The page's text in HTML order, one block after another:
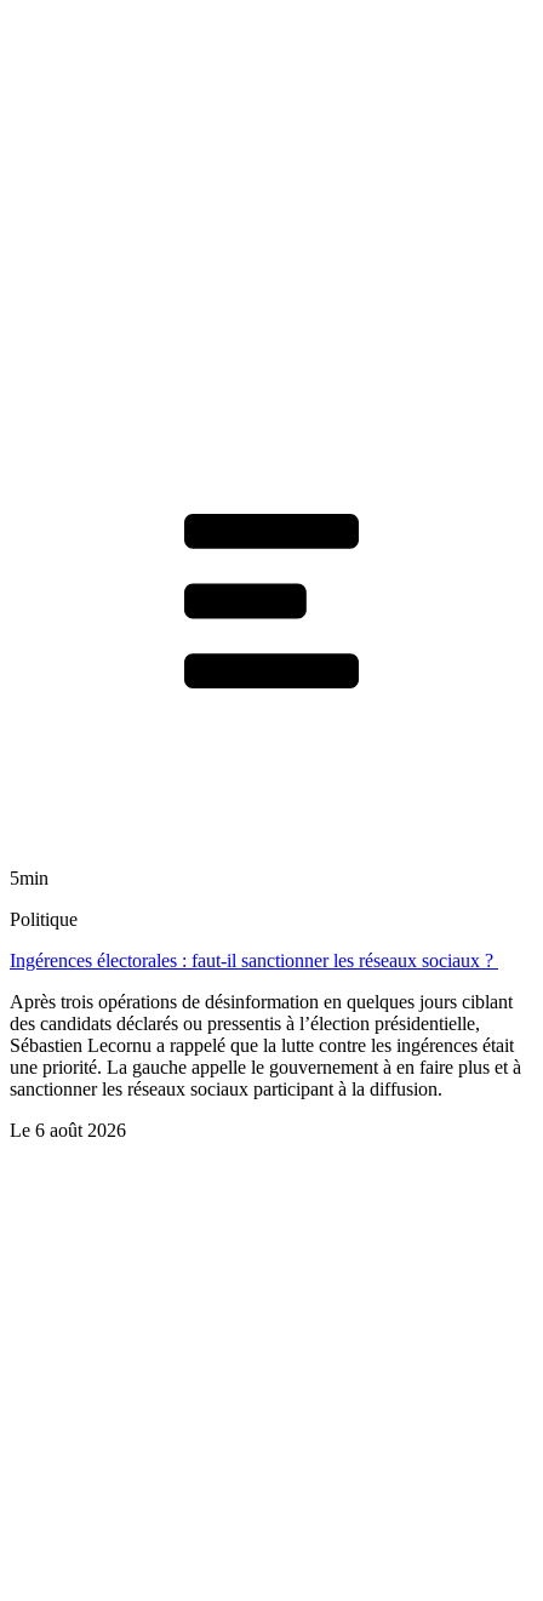
5min
Politique
Ingérences électorales : faut-il sanctionner les réseaux sociaux ?
Après trois opérations de désinformation en quelques jours ciblant
des candidats déclarés ou pressentis à l’élection présidentielle,
Sébastien Lecornu a rappelé que la lutte contre les ingérences était
une priorité. La gauche appelle le gouvernement à en faire plus et à
sanctionner les réseaux sociaux participant à la diffusion.
Le 6 août 2026